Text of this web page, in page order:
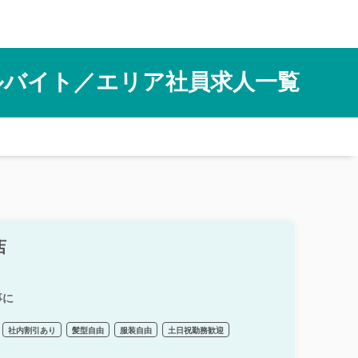
イト／エリア社員求人一覧
社内割引あり 髪型自由 服装自由 土日祝勤務歓迎